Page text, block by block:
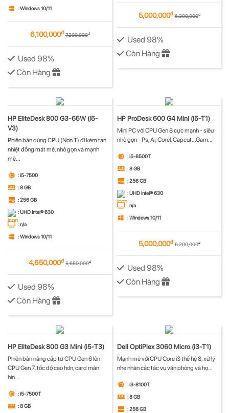
: Windows 10/11
6,100,000đ 7,200,000đ
Used 98%
Còn Hàng
5,000,000đ 6,300,000đ
Used 98%
Còn Hàng
HP EliteDesk 800 G3-65W (i5-
V3)
Phiên bản dùng CPU (Non T) đi kèm tản
nhiệt đồng mát mẻ, nhỏ gọn và mạnh
mẽ...
: i5-7500
: 8 GB
: 256 GB
: UHD Intel® 630
: n/a
: Windows 10/11
4,650,000đ 5,650,000đ
Used 98%
Còn Hàng
HP ProDesk 600 G4 Mini (i5-T1)
Mini PC với CPU Gen 8 cực mạnh - siêu
nhỏ gọn - Ps, Ai, Corel, Capcut...Gam...
: i5-8500T
: 8 GB
: 256 GB
: UHD Intel® 630
: n/a
: Windows 10/11
5,000,000đ 6,200,000đ
Used 98%
Còn Hàng
HP EliteDesk 800 G3 Mini (i5-T3)
Phiên bản nâng cấp từ CPU Gen 6 lên
CPU Gen 7, tốc độ cao hơn, card màn
hìn...
: i5-7500T
: 8 GB
Dell OptiPlex 3060 Micro (i3-T1)
Mạnh mẽ với CPU Core i3 thế hệ 8, xử lý
nhẹ nhàn các tác vụ văn phòng và họ...
: i3-8100T
: 8 GB
: 256 GB